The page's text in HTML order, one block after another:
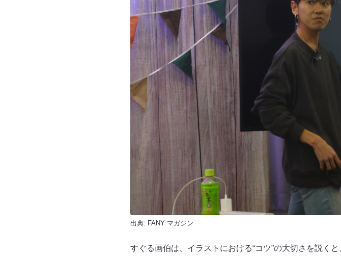
出典: FANY マガジン
すぐる画伯は、イラストにおける“コツ”の大切さを説く